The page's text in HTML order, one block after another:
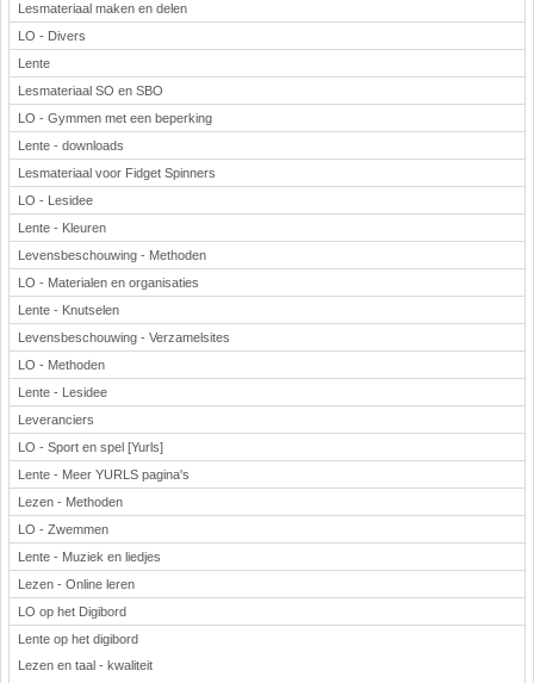
Lesmateriaal maken en delen
LO - Divers
Lente
Lesmateriaal SO en SBO
LO - Gymmen met een beperking
Lente - downloads
Lesmateriaal voor Fidget Spinners
LO - Lesidee
Lente - Kleuren
Levensbeschouwing - Methoden
LO - Materialen en organisaties
Lente - Knutselen
Levensbeschouwing - Verzamelsites
LO - Methoden
Lente - Lesidee
Leveranciers
LO - Sport en spel [Yurls]
Lente - Meer YURLS pagina's
Lezen - Methoden
LO - Zwemmen
Lente - Muziek en liedjes
Lezen - Online leren
LO op het Digibord
Lente op het digibord
Lezen en taal - kwaliteit